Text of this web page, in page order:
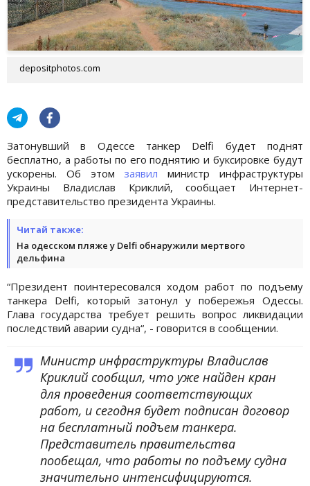
depositphotos.com
Затонувший в Одессе танкер Delfi будет поднят
бесплатно, а работы по его поднятию и буксировке будут
ускорены. Об этом заявил министр инфраструктуры
Украины Владислав Криклий, сообщает Интернет-
представительство президента Украины.
Читай также:
На одесском пляже у Delfi обнаружили мертвого
дельфина
“Президент поинтересовался ходом работ по подъему
танкера Delfi, который затонул у побережья Одессы.
Глава государства требует решить вопрос ликвидации
последствий аварии судна“, - говорится в сообщении.
Министр инфраструктуры Владислав
Криклий сообщил, что уже найден кран
для проведения соответствующих
работ, и сегодня будет подписан договор
на бесплатный подъем танкера.
Представитель правительства
пообещал, что работы по подъему судна
значительно интенсифицируются.